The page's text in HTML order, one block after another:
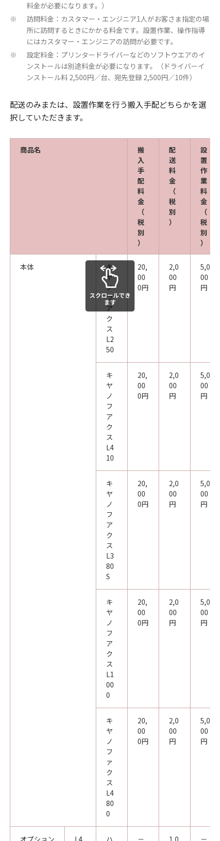
料金が必要になります。）
※
訪問料金：カスタマー・エンジニア1人がお客さま指定の場
所に訪問するときにかかる料金です。設置作業、操作指導
にはカスタマー・エンジニアの訪問が必要です。
※
設定料金：プリンタードライバーなどのソフトウエアのイ
ンストールは別途料金が必要になります。（ドライバーイ
ンストール料 2,500円／台、宛先登録 2,500円／10件）
配送のみまたは、設置作業を行う搬入手配どちらかを選
択していただきます。
商品名
搬
入
手
配
料
金
（
税
別
）
配
送
料
金
（
税
別
）
設
置
作
業
料
金
（
税
別
）
本体
キ
ヤ
ノ
フ
ア
ク
ス
L2
50
20,
00
0円
2,0
00
円
5,0
00
円
キ
ヤ
ノ
フ
ア
ク
ス
L4
10
20,
00
0円
2,0
00
円
5,0
00
円
キ
ヤ
ノ
フ
ア
ク
ス
L3
80
S
20,
00
0円
2,0
00
円
5,0
00
円
キ
ヤ
ノ
フ
ア
ク
ス
L1
00
0
20,
00
0円
2,0
00
円
5,0
00
円
キ
ヤ
ノ
フ
ァ
ク
ス
L4
80
0
20,
00
0円
2,0
00
円
5,0
00
円
スクロールでき
ます